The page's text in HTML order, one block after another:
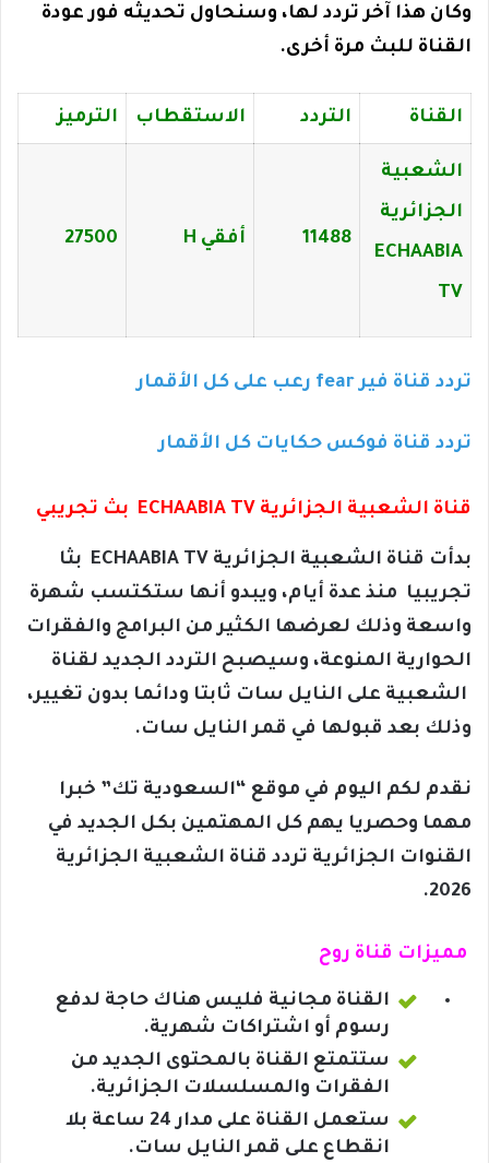
وكان هذا آخر تردد لها، وسنحاول تحديثه فور عودة
القناة للبث مرة أخرى.
القناة التردد الاستقطاب الترميز
الشعبية
الجزائرية
ECHAABIA
TV
11488 أفقي H 27500
تردد قناة فير fear رعب على كل الأقمار
تردد قناة فوكس حكايات كل الأقمار
قناة الشعبية الجزائرية ECHAABIA TV بث تجريبي
بدأت قناة الشعبية الجزائرية ECHAABIA TV بثا
تجريبيا منذ عدة أيام، ويبدو أنها ستكتسب شهرة
واسعة وذلك لعرضها الكثير من البرامج والفقرات
الحوارية المنوعة، وسيصبح التردد الجديد لقناة
الشعبية على النايل سات ثابتا ودائما بدون تغيير،
وذلك بعد قبولها في قمر النايل سات.
نقدم لكم اليوم في موقع “السعودية تك” خبرا
مهما وحصريا يهم كل المهتمين بكل الجديد في
القنوات الجزائرية تردد قناة الشعبية الجزائرية
2026.
مميزات قناة روح
القناة مجانية فليس هناك حاجة لدفع
رسوم أو اشتراكات شهرية.
ستتمتع القناة بالمحتوى الجديد من
الفقرات والمسلسلات الجزائرية.
ستعمل القناة على مدار 24 ساعة بلا
انقطاع على قمر النايل سات.